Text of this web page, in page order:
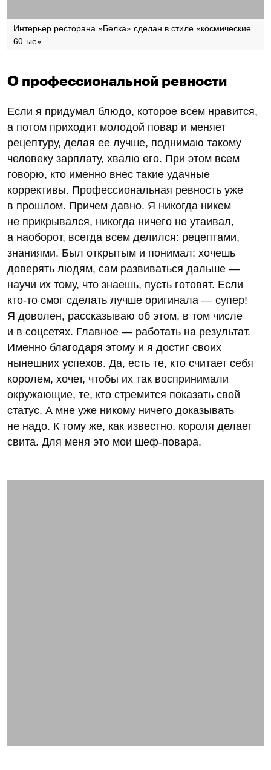
Интерьер ресторана «Белка» сделан в стиле «космические
60-ые»
О профессиональной ревности
Если я придумал блюдо, которое всем нравится,
а потом приходит молодой повар и меняет
рецептуру, делая ее лучше, поднимаю такому
человеку зарплату, хвалю его. При этом всем
говорю, кто именно внес такие удачные
коррективы. Профессиональная ревность уже
в прошлом. Причем давно. Я никогда никем
не прикрывался, никогда ничего не утаивал,
а наоборот, всегда всем делился: рецептами,
знаниями. Был открытым и понимал: хочешь
доверять людям, сам развиваться дальше —
научи их тому, что знаешь, пусть готовят. Если
кто-то смог сделать лучше оригинала — супер!
Я доволен, рассказываю об этом, в том числе
и в соцсетях. Главное — работать на результат.
Именно благодаря этому и я достиг своих
нынешних успехов. Да, есть те, кто считает себя
королем, хочет, чтобы их так воспринимали
окружающие, те, кто стремится показать свой
статус. А мне уже никому ничего доказывать
не надо. К тому же, как известно, короля делает
свита. Для меня это мои шеф-повара.